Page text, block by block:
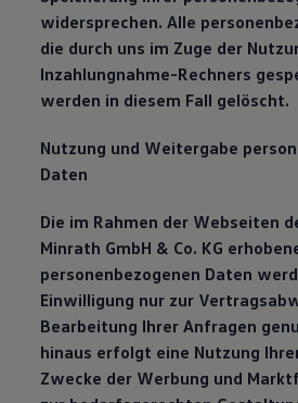
widersprechen. Alle
die durch uns im Zuge der
Inzahlungnahme-Rechners
werden in diesem Fall gelöscht.
Nutzung und Weitergabe
Daten
Die im Rahmen der Webseiten
Minrath GmbH & Co. KG
personenbezogenen Daten
Einwilligung nur zur
Bearbeitung Ihrer Anfragen
hinaus erfolgt eine Nutzung
Zwecke der Werbung und